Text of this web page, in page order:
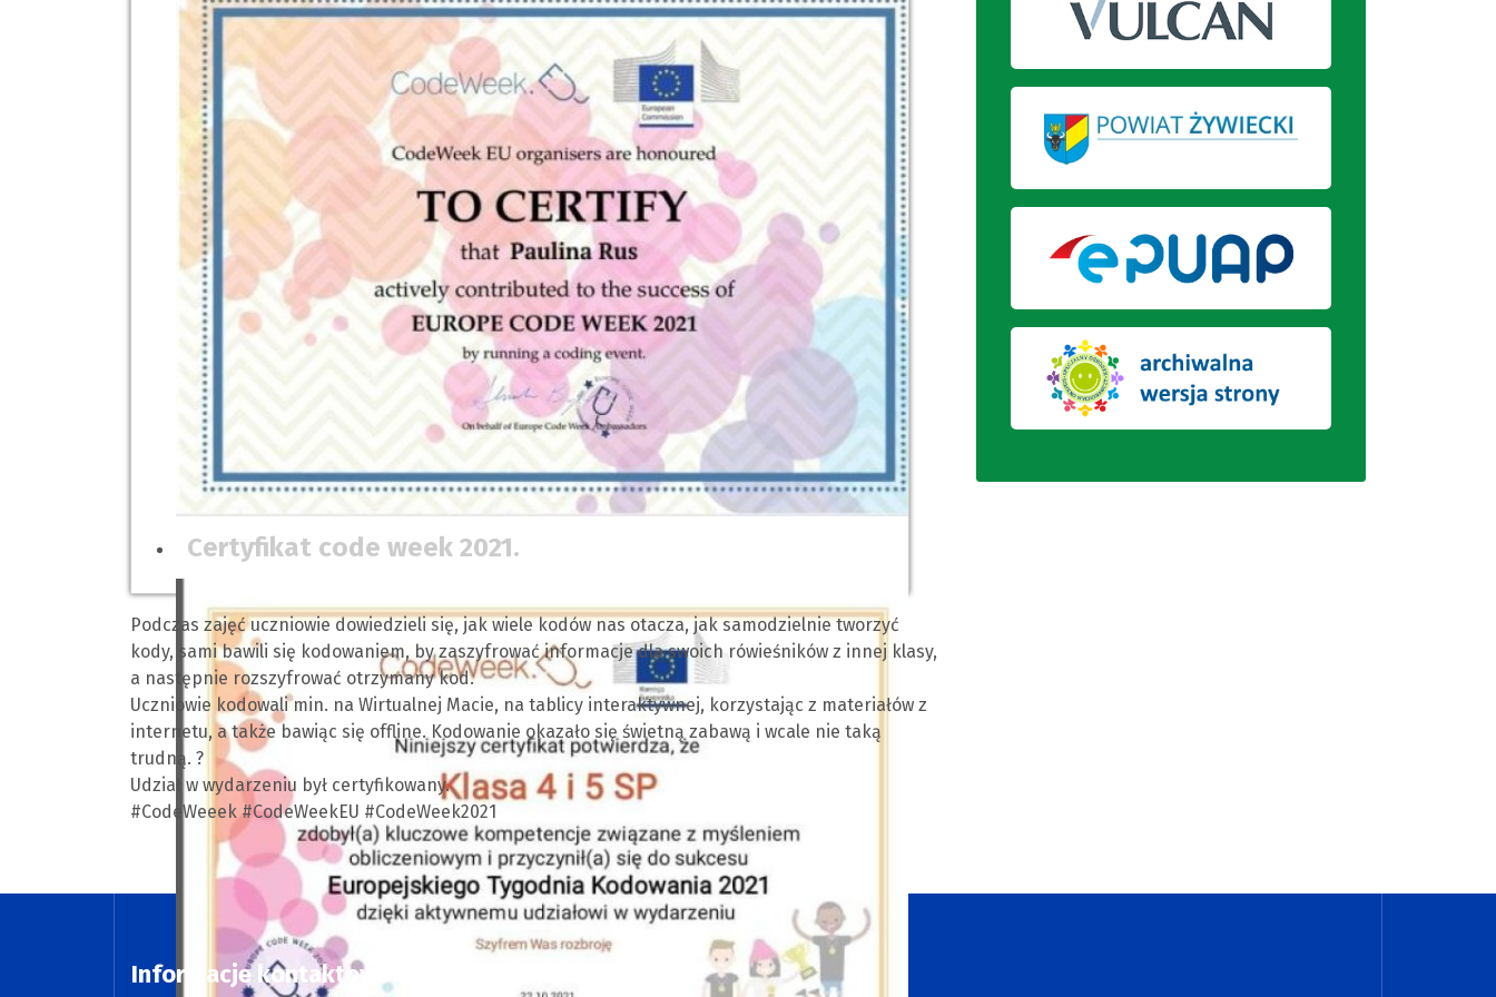
Certyfikat code week 2021.
Podczas zajęć uczniowie dowiedzieli się, jak wiele kodów nas otacza, jak samodzielnie tworzyć
kody, sami bawili się kodowaniem, by zaszyfrować informacje dla swoich rówieśników z innej klasy,
a następnie rozszyfrować otrzymany kod.
Uczniowie kodowali min. na Wirtualnej Macie, na tablicy interaktywnej, korzystając z materiałów z
internetu, a także bawiąc się offline. Kodowanie okazało się świetną zabawą i wcale nie taką
trudną. ?
Udział w wydarzeniu był certyfikowany.
#CodeWeeek #CodeWeekEU #CodeWeek2021
Informacje kontaktowe